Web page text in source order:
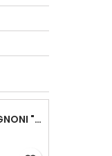
LIGNE TERMIGNONI "BLACK EDITION" CARBONE POUR YAMAHA TMAX 560 2020-2024